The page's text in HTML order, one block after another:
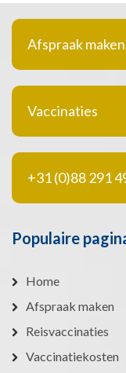
Afspraak maken
Vaccinaties
+31 (0)88 291
Populaire
Home
Afspraak maken
Reisvaccinaties
Vaccinatiekosten